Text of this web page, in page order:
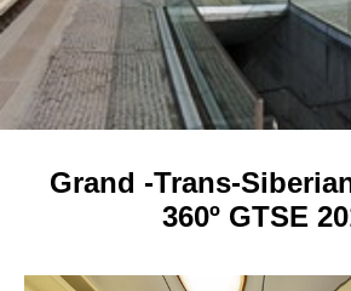
Grand -Trans-
360º GTSE